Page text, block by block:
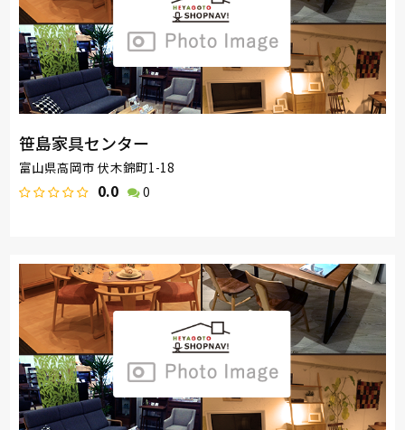
笹島家具センター
富山県高岡市 伏木錦町1-18
0.0 0